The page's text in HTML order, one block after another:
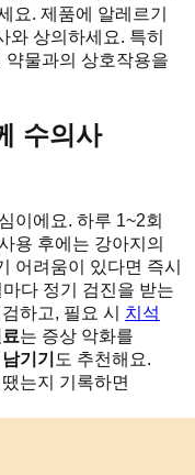
요. 제품에 알레르기
와 상의하세요. 특히
약물과의 상호작용을
수의사
이에요. 하루 1~2회
용 후에는 강아지의
어려움이 있다면 즉시
다 정기 검진을 받는
하고, 필요 시 치석
는 증상 악화를
기기 도 추천해요.
는지 기록하면